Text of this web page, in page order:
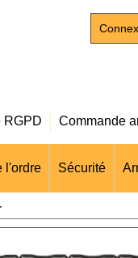
RGPD Commande
l'ordre Sécurité